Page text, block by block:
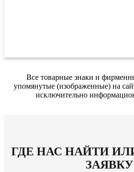
Все товарные знаки и
упомянутые (изображенные) на
исключительно
ГДЕ НАС НАЙТИ
ЗАЯВКУ